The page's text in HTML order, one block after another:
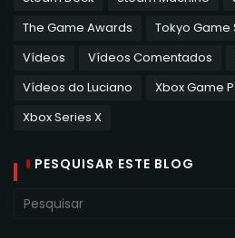
The Game Awards
Tokyo Game
Vídeos
Vídeos Comentados
Vídeos do Luciano
Xbox Game
Xbox Series X
PESQUISAR ESTE BLOG